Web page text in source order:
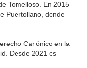
Tomelloso. En 2015
Puertollano, donde
Canónico en la
Desde 2021 es